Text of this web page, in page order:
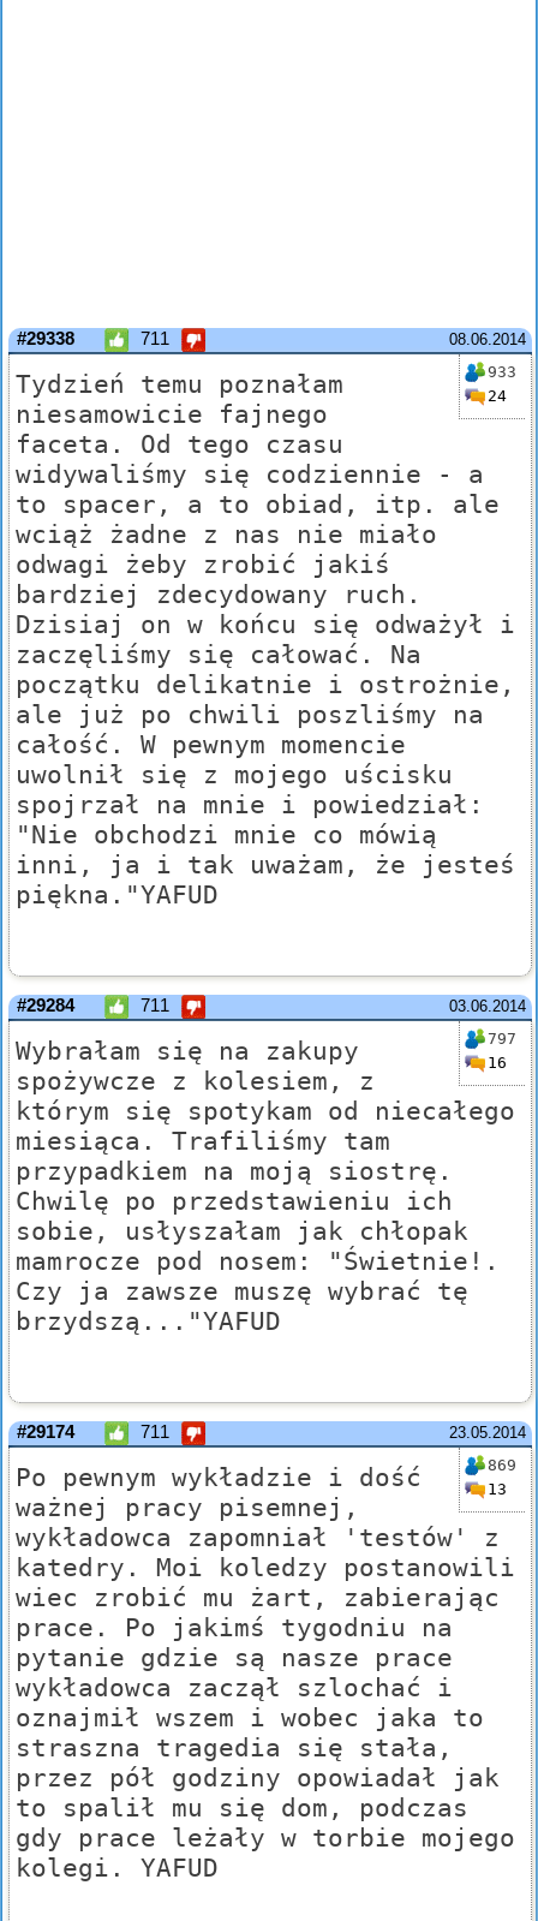
08.06.2014
#29338 711
933
24
Tydzień temu poznałam
niesamowicie fajnego
faceta. Od tego czasu
widywaliśmy się codziennie - a
to spacer, a to obiad, itp. ale
wciąż żadne z nas nie miało
odwagi żeby zrobić jakiś
bardziej zdecydowany ruch.
Dzisiaj on w końcu się odważył i
zaczęliśmy się całować. Na
początku delikatnie i ostrożnie,
ale już po chwili poszliśmy na
całość. W pewnym momencie
uwolnił się z mojego uścisku
spojrzał na mnie i powiedział:
"Nie obchodzi mnie co mówią
inni, ja i tak uważam, że jesteś
piękna."YAFUD
03.06.2014
#29284 711
797
16
Wybrałam się na zakupy
spożywcze z kolesiem, z
którym się spotykam od niecałego
miesiąca. Trafiliśmy tam
przypadkiem na moją siostrę.
Chwilę po przedstawieniu ich
sobie, usłyszałam jak chłopak
mamrocze pod nosem: "Świetnie!.
Czy ja zawsze muszę wybrać tę
brzydszą..."YAFUD
23.05.2014
#29174 711
869
13
Po pewnym wykładzie i dość
ważnej pracy pisemnej,
wykładowca zapomniał 'testów' z
katedry. Moi koledzy postanowili
wiec zrobić mu żart, zabierając
prace. Po jakimś tygodniu na
pytanie gdzie są nasze prace
wykładowca zaczął szlochać i
oznajmił wszem i wobec jaka to
straszna tragedia się stała,
przez pół godziny opowiadał jak
to spalił mu się dom, podczas
gdy prace leżały w torbie mojego
kolegi. YAFUD